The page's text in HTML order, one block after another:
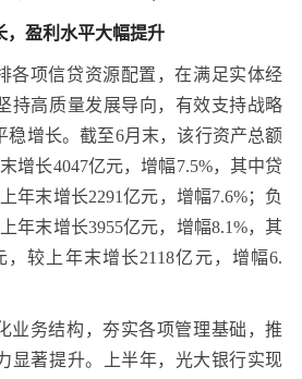
，盈利水平大幅提升
各项信贷资源配置，在满足实体经
持高质量发展导向，有效支持战略
稳增长。截至6月末，该行资产总额
增长4047亿元，增幅7.5%，其中贷
年末增长2291亿元，增幅7.6%；负
年末增长3955亿元，增幅8.1%，其
，较上年末增长2118亿元，增幅6.
业务结构，夯实各项管理基础，推
显著提升。上半年，光大银行实现